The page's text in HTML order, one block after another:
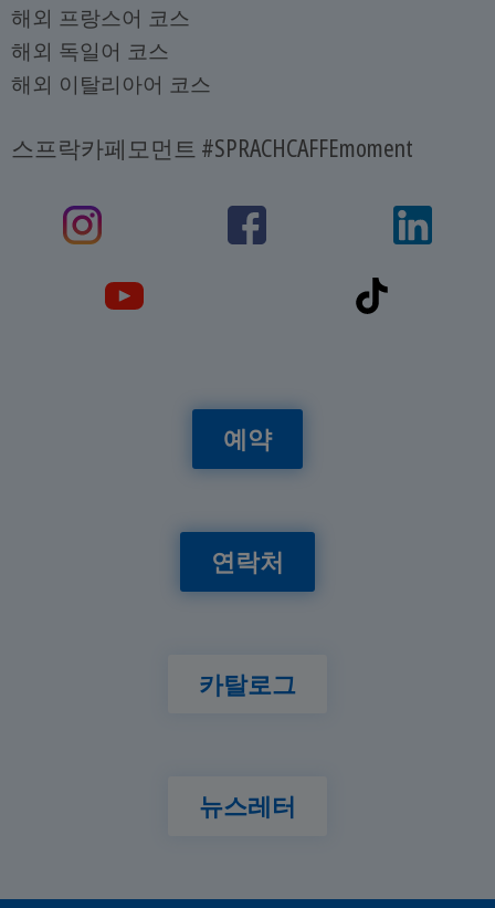
해외 프랑스어 코스
해외 독일어 코스
해외 이탈리아어 코스
스프락카페모먼트 #SPRACHCAFFEmoment
예약
연락처
카탈로그
뉴스레터